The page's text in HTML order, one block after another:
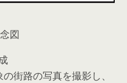
図
街路の写真を撮影し、